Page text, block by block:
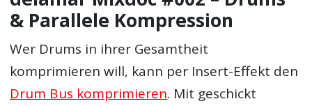
& Parallele Kompression
Wer Drums in ihrer Gesamtheit
komprimieren will, kann per Insert-Effekt den
Drum Bus komprimieren. Mit geschickt